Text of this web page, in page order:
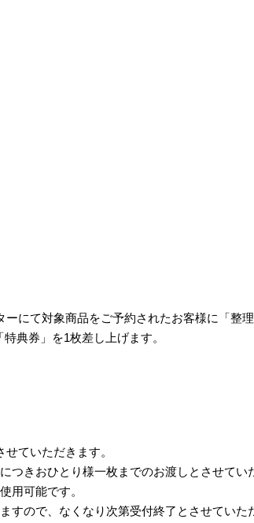
にて対象商品をご予約されたお客様に「整
典券」を1枚差し上げます。
ていただきます。
きおひとり様一枚までのお渡しとさせてい
用可能です。
ので、なくなり次第受付終了とさせていた